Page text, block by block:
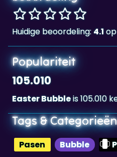
Huidige beoordeling:
Populariteit
105.010
Easter Bubbleis 105.010
Tags & Categorieën
Pasen Bubble
Highscore